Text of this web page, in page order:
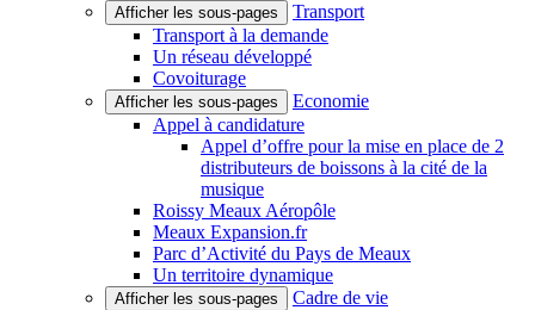
Afficher les sous-pages
Transport
Transport à la demande
Un réseau développé
Covoiturage
Afficher les sous-pages
Economie
Appel à candidature
Appel d’offre pour la mise en place de 2
distributeurs de boissons à la cité de la
musique
Roissy Meaux Aéropôle
Meaux Expansion.fr
Parc d’Activité du Pays de Meaux
Un territoire dynamique
Afficher les sous-pages
Cadre de vie